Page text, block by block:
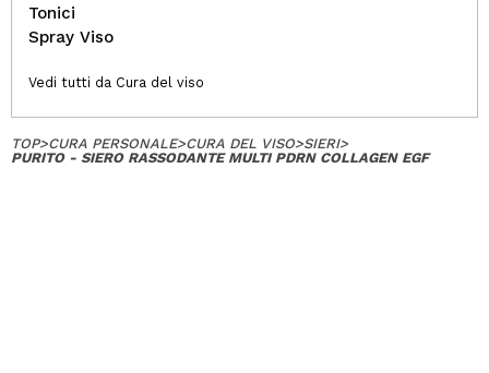
Tonici
Spray Viso
Vedi tutti da Cura del viso
TOP>CURA PERSONALE>CURA DEL VISO>SIERI>
PURITO - SIERO RASSODANTE MULTI PDRN COLLAGEN EGF